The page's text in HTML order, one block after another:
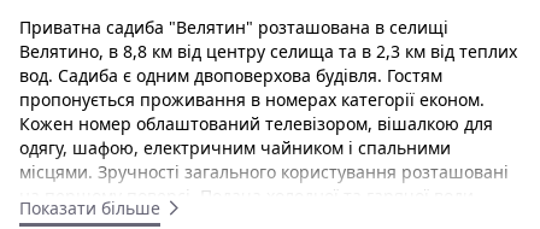
Приватна садиба "Велятин" розташована в селищі
Велятино, в 8,8 км від центру селища та в 2,3 км від теплих
вод. Садиба є одним двоповерхова будівля. Гостям
пропонується проживання в номерах категорії економ.
Кожен номер облаштований телевізором, вішалкою для
одягу, шафою, електричним чайником і спальними
місцями. Зручності загального користування розташовані
на першому поверсі. Подача холодної та гарячої води
цілодобова. До послуг гостей приватної садиби "Велятин"
Показати більше